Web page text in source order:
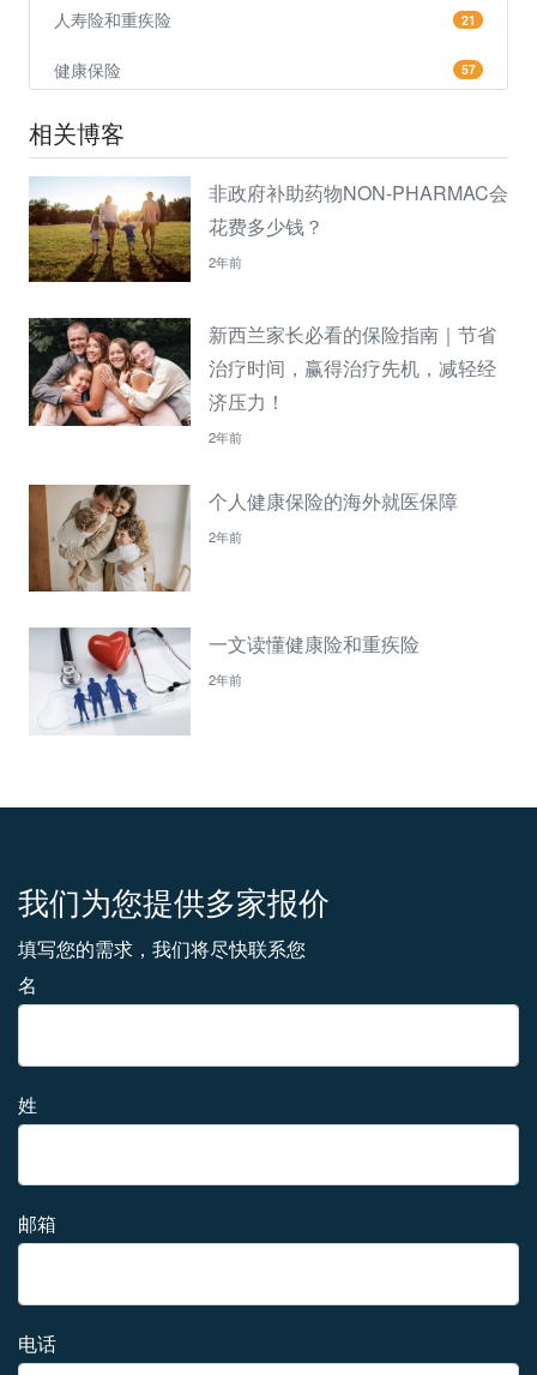
人寿险和重疾险 21
健康保险 57
相关博客
非政府补助药物NON-PHARMAC会
花费多少钱？
2年前
新西兰家长必看的保险指南｜节省
治疗时间，赢得治疗先机，减轻经
济压力！
2年前
个人健康保险的海外就医保障
2年前
一文读懂健康险和重疾险
2年前
我们为您提供多家报价
填写您的需求，我们将尽快联系您
名
姓
邮箱
电话